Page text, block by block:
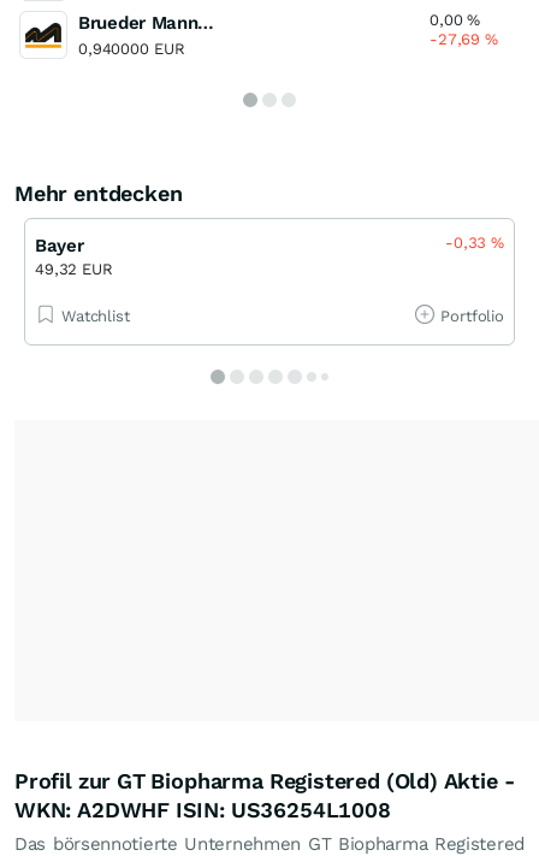
Brueder Mannesmann
0,940000 EUR
0,00%
-27,69%
Mehr entdecken
Bayer
49,32 EUR
-0,33%
Watchlist Portfolio
Profil zur GT Biopharma Registered (Old) Aktie -
WKN: A2DWHF ISIN: US36254L1008
Das börsennotierte Unternehmen GT Biopharma Registered